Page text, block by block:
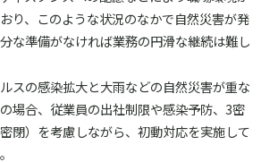
り、このような状況のなかで自然災害が発
な準備がなければ業務の円滑な継続は難し
スの感染拡大と大雨などの自然災害が重な
場合、従業員の出社制限や感染予防、3密
密閉）を考慮しながら、初動対応を実施して